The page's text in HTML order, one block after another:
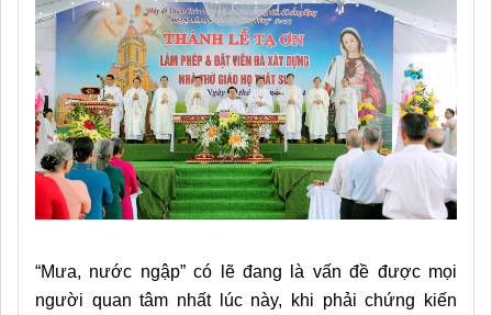
“Mưa, nước ngập” có lẽ đang là vấn đề được mọi
người quan tâm nhất lúc này, khi phải chứng kiến